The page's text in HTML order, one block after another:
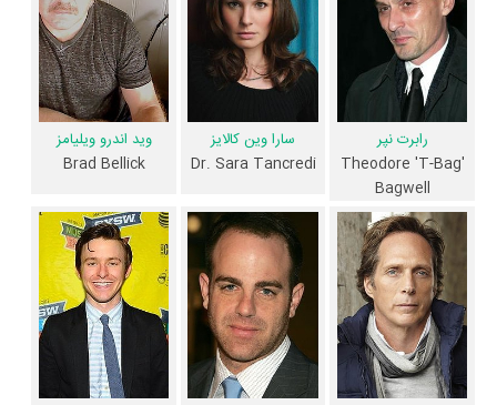
زندان بهترین اثر دامینیک پرسل،ونتورت میلر، آمائوری نولاسکو گاریدو،رابرت
،سارا وین کالایز ویلیام فیکنر،پل آدلستین مارشال آلمنوجودی لین
اویکیفدر حرفه بازیگری محسوب می‌شود.
1 تن از بازیگران فرار از زندان، اولین فعالیت جدی بازیگری خود را در این اثر
تجربه کرده است، در واقع در فرار از زندان 1 سریال اولی بوده است:
سارا وین
همچنینپائول شیورینگ
کارگردان فرار از زندان اولین همکاری خود با بازیگرانی
چوندامینیک پرسل،ونتورت میلر،آمائوری نولاسکو گاریدو ،رابرت نپر،وید
اندرو ویلیامز،ویلیام فیکنر پل آدلستین،مارشال آلمن ،راکموند دانباروجودی
لین اویکیفرا در این اثر تجربه کرده است. در میان بازیگران فرار از زندان نیز
با یکدیگر یک رابطه همکاری شکل گرفته که 53 همکاری برای اولین‌مرتبه در
رابرت نپر
Theodore 'T-Bag'
Bagwell
سارا وین کالایز
Dr. Sara Tancredi
وید اندرو ویلیامز
Brad Bellick